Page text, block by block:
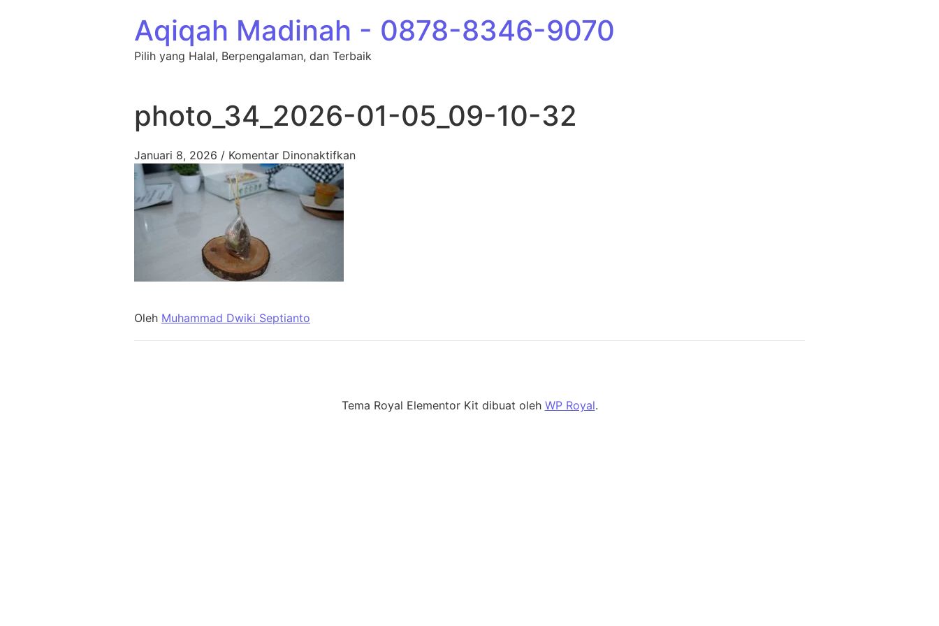
Aqiqah Madinah - 0878-8346-9070
Pilih yang Halal, Berpengalaman, dan Terbaik
photo_34_2026-01-05_09-10-32
Januari 8, 2026 / Komentar Dinonaktifkanpada photo_34_2026-01-05_09-10-32
Oleh Muhammad Dwiki Septianto
Tema Royal Elementor Kit dibuat oleh WP Royal.